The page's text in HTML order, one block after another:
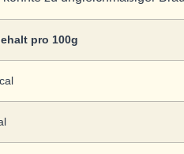
pro 100g